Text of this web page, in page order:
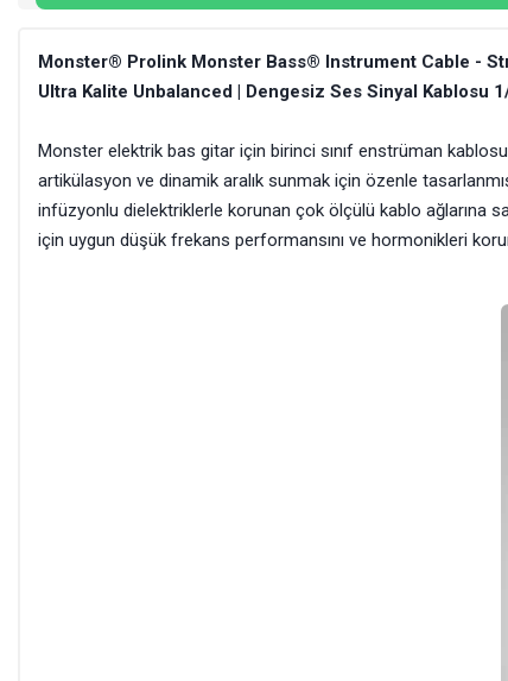
Monster® Prolink Monster Bass® Instrument Cable -
Ultra Kalite Unbalanced | Dengesiz Ses Sinyal
Monster elektrik bas gitar için birinci sınıf enstrüman
artikülasyon ve dinamik aralık sunmak için özenle
infüzyonlu dielektriklerle korunan çok ölçülü kablo ağlarına
için uygun düşük frekans performansını ve hormonikleri